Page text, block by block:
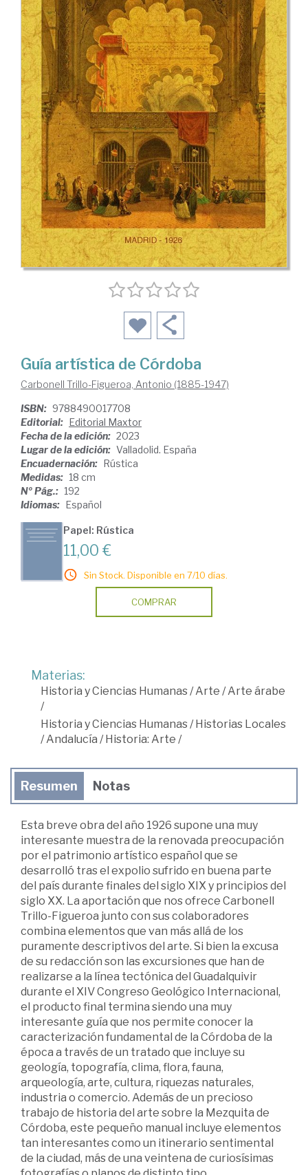
Guía artística de Córdoba
Carbonell Trillo-Figueroa, Antonio (1885-1947)
ISBN: 9788490017708
Editorial: Editorial Maxtor
Fecha de la edición: 2023
Lugar de la edición: Valladolid. España
Encuadernación: Rústica
Medidas: 18 cm
Nº Pág.: 192
Idiomas: Español
Papel: Rústica
11,00 €
Sin Stock. Disponible en 7/10 días.
COMPRAR
Materias:
Historia y Ciencias Humanas /Arte /Arte árabe
/
Historia y Ciencias Humanas /Historias Locales
/Andalucía /Historia: Arte /
Resumen Notas
Esta breve obra del año 1926 supone una muy
interesante muestra de la renovada preocupación
por el patrimonio artístico español que se
desarrolló tras el expolio sufrido en buena parte
del país durante finales del siglo XIX y principios del
siglo XX. La aportación que nos ofrece Carbonell
Trillo-Figueroa junto con sus colaboradores
combina elementos que van más allá de los
puramente descriptivos del arte. Si bien la excusa
de su redacción son las excursiones que han de
realizarse a la línea tectónica del Guadalquivir
durante el XIV Congreso Geológico Internacional,
el producto final termina siendo una muy
interesante guía que nos permite conocer la
caracterización fundamental de la Córdoba de la
época a través de un tratado que incluye su
geología, topografía, clima, flora, fauna,
arqueología, arte, cultura, riquezas naturales,
industria o comercio. Además de un precioso
trabajo de historia del arte sobre la Mezquita de
Córdoba, este pequeño manual incluye elementos
tan interesantes como un itinerario sentimental
de la ciudad, más de una veintena de curiosísimas